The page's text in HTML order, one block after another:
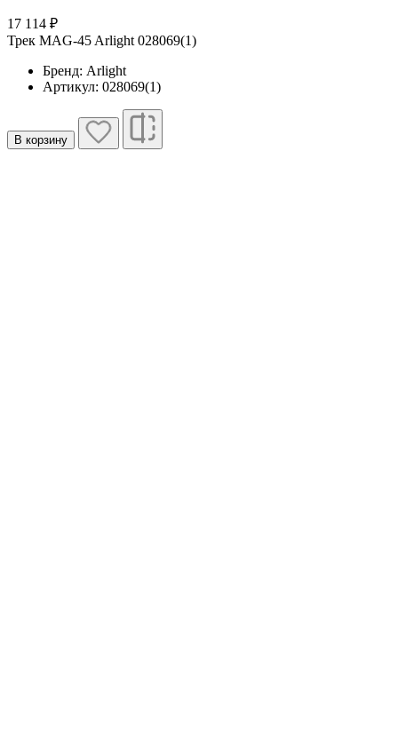
17 114 ₽
Трек MAG-45 Arlight 028069(1)
Бренд: Arlight
Артикул: 028069(1)
В корзину